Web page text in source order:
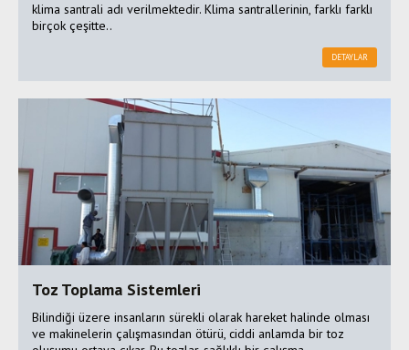
klima santrali adı verilmektedir. Klima santrallerinin, farklı farklı
birçok çeşitte..
DETAYLAR
Toz Toplama Sistemleri
Bilindiği üzere insanların sürekli olarak hareket halinde olması
ve makinelerin çalışmasından ötürü, ciddi anlamda bir toz